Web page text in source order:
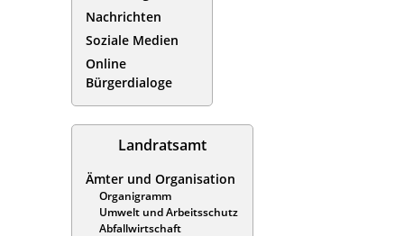
Nachrichten
Soziale Medien
Online
Bürgerdialoge
Landratsamt
Ämter und Organisation
Organigramm
Umwelt und Arbeitsschutz
Abfallwirtschaft